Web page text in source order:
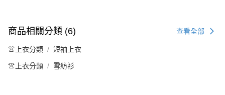
商品相關分類 (6) 查看全部
👚上衣分類 短袖上衣
👚上衣分類 雪紡衫